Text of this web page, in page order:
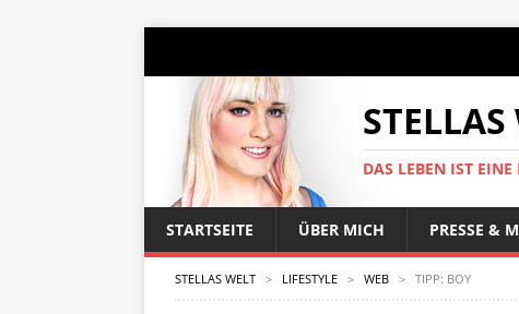
STELLAS
DAS LEBEN IST EINE
STARTSEITE ÜBER MICH PRESSE &
STELLAS WELT > LIFESTYLE > WEB > TIPP: BOY